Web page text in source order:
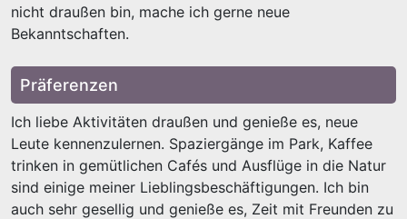
nicht draußen bin, mache ich gerne neue
Bekanntschaften.
Präferenzen
Ich liebe Aktivitäten draußen und genieße es, neue
Leute kennenzulernen. Spaziergänge im Park, Kaffee
trinken in gemütlichen Cafés und Ausflüge in die Natur
sind einige meiner Lieblingsbeschäftigungen. Ich bin
auch sehr gesellig und genieße es, Zeit mit Freunden zu